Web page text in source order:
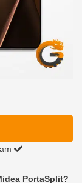
PortaSplit?